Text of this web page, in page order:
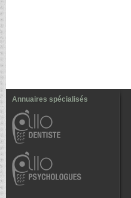
Annuaires spécialisés